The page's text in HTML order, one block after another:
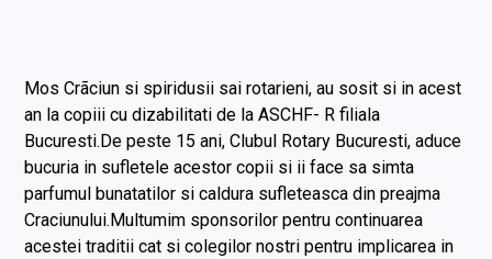
Mos Crãciun si spiridusii sai rotarieni, au sosit si in acest
an la copiii cu dizabilitati de la ASCHF- R filiala
Bucuresti.De peste 15 ani, Clubul Rotary Bucuresti, aduce
bucuria in sufletele acestor copii si ii face sa simta
parfumul bunatatilor si caldura sufleteasca din preajma
Craciunului.Multumim sponsorilor pentru continuarea
acestei traditii cat si colegilor nostri pentru implicarea in